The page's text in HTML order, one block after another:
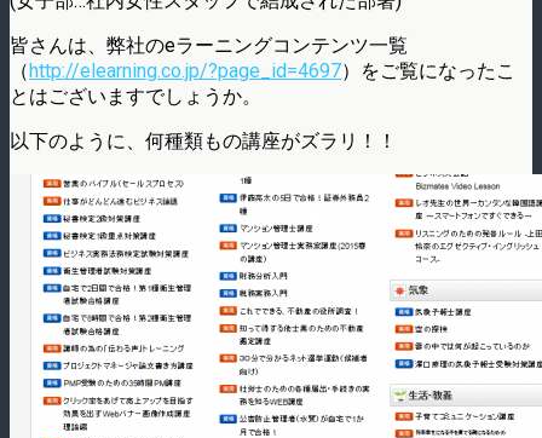
皆さんは、弊社のeラーニングコンテンツ一覧
（http://elearning.co.jp/?page_id=4697）をご覧になったこ
とはございますでしょうか。
以下のように、何種類もの講座がズラリ！！